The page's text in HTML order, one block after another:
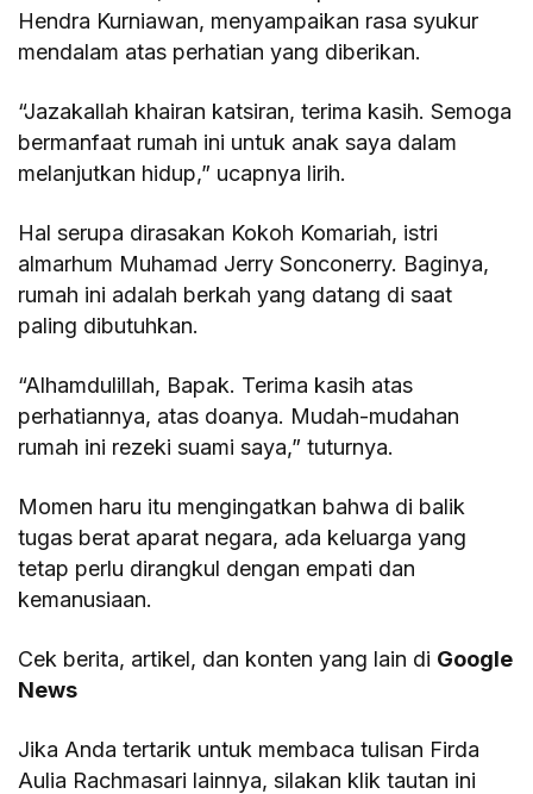
Hendra Kurniawan, menyampaikan rasa syukur
mendalam atas perhatian yang diberikan.
“Jazakallah khairan katsiran, terima kasih. Semoga
bermanfaat rumah ini untuk anak saya dalam
melanjutkan hidup,” ucapnya lirih.
Hal serupa dirasakan Kokoh Komariah, istri
almarhum Muhamad Jerry Sonconerry. Baginya,
rumah ini adalah berkah yang datang di saat
paling dibutuhkan.
“Alhamdulillah, Bapak. Terima kasih atas
perhatiannya, atas doanya. Mudah-mudahan
rumah ini rezeki suami saya,” tuturnya.
Momen haru itu mengingatkan bahwa di balik
tugas berat aparat negara, ada keluarga yang
tetap perlu dirangkul dengan empati dan
kemanusiaan.
Cek berita, artikel, dan konten yang lain di Google
News
Jika Anda tertarik untuk membaca tulisan Firda
Aulia Rachmasari lainnya, silakan klik tautan ini